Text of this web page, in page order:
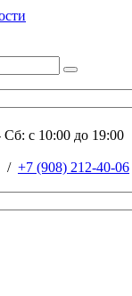
c 10:00 до 19:00
/ +7 (908) 212-40-06